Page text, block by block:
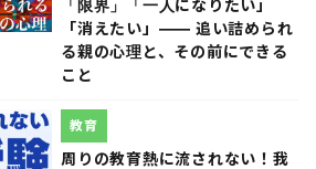
「限界」「一人になりたい」
「消えたい」―― 追い詰められ
る親の心理と、その前にできる
こと
周りの教育熱に流されない！我
教育